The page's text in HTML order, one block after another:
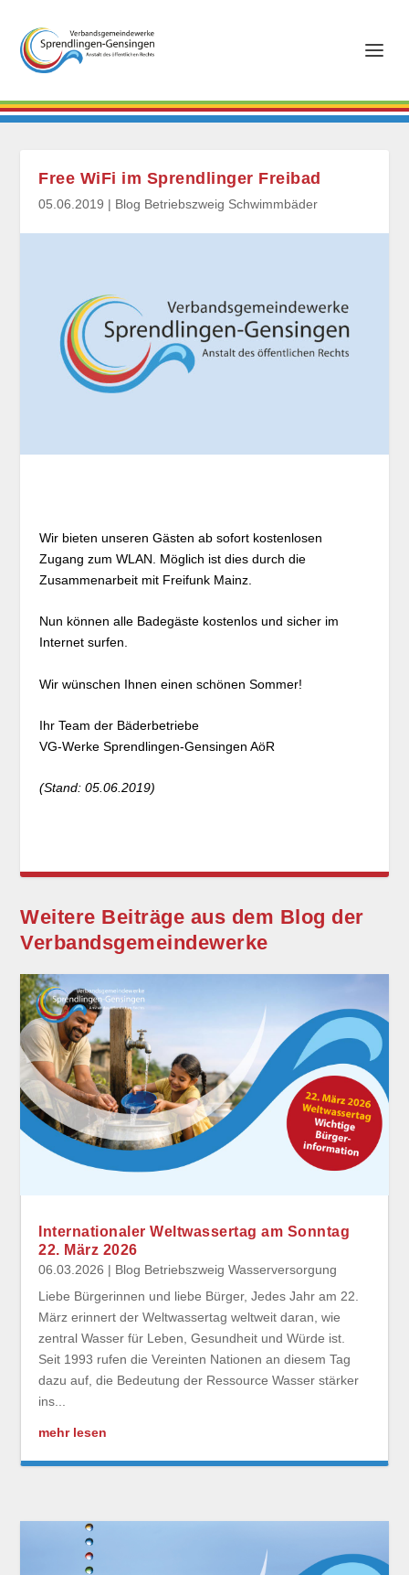
Free WiFi im Sprendlinger Freibad
05.06.2019 | Blog Betriebszweig Schwimmbäder
Wir bieten unseren Gästen ab sofort kostenlosen
Zugang zum WLAN. Möglich ist dies durch die
Zusammenarbeit mit Freifunk Mainz.
Nun können alle Badegäste kostenlos und sicher im
Internet surfen.
Wir wünschen Ihnen einen schönen Sommer!
Ihr Team der Bäderbetriebe
VG-Werke Sprendlingen-Gensingen AöR
(Stand: 05.06.2019)
Weitere Beiträge aus dem Blog der
Verbands­gemeinde­werke
Internationaler Weltwassertag am Sonntag
22. März 2026
06.03.2026 | Blog Betriebszweig Wasserversorgung
Liebe Bürgerinnen und liebe Bürger, Jedes Jahr am 22.
März erinnert der Weltwassertag weltweit daran, wie
zentral Wasser für Leben, Gesundheit und Würde ist.
Seit 1993 rufen die Vereinten Nationen an diesem Tag
dazu auf, die Bedeutung der Ressource Wasser stärker
ins...
mehr lesen